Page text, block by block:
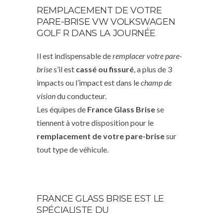
REMPLACEMENT DE VOTRE
PARE-BRISE VW VOLKSWAGEN
GOLF R DANS LA JOURNÉE
Il est indispensable deremplacer votre pare-
brises’il est cassé ou fissuré , a plus de 3
impacts ou l’impact est dans lechamp de
visiondu conducteur.
Les équipes de France Glass Brisese
tiennent à votre disposition pour le
remplacement de votre pare-brisesur
tout type de véhicule.
FRANCE GLASS BRISE EST LE
SPÉCIALISTE DU